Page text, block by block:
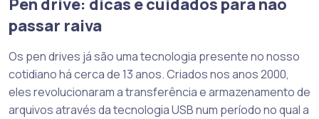
Pen drive: dicas e cuidados para não
passar raiva
Os pen drives já são uma tecnologia presente no nosso
cotidiano há cerca de 13 anos. Criados nos anos 2000,
eles revolucionaram a transferência e armazenamento de
arquivos através da tecnologia USB num período no qual a